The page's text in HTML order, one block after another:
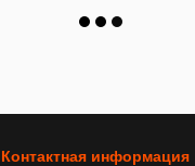
Контактная информация